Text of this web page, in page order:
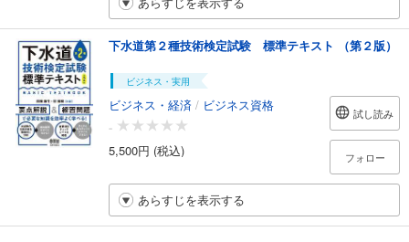
下水道第２種技術検定試験 標準テキスト （第２版）
ビジネス・実用
ビジネス・経済 / ビジネス資格
-
5,500円 (税込)
試し読み
フォロー
あらすじを表示する